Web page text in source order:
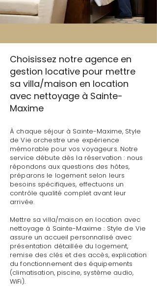
Choisissez notre agence en
gestion locative pour mettre
sa villa/maison en location
avec nettoyage à Sainte-
Maxime
À chaque séjour à Sainte-Maxime, Style
de Vie orchestre une expérience
mémorable pour vos voyageurs. Notre
service débute dès la réservation : nous
répondons aux questions des hôtes,
préparons le logement selon leurs
besoins spécifiques, effectuons un
contrôle qualité complet avant leur
arrivée.
Mettre sa villa/maison en location avec
nettoyage à Sainte-Maxime : Style de Vie
assure un accueil personnalisé avec
présentation détaillée du logement,
remise des clés et des accès, explication
du fonctionnement des équipements
(climatisation, piscine, système audio,
WiFi).